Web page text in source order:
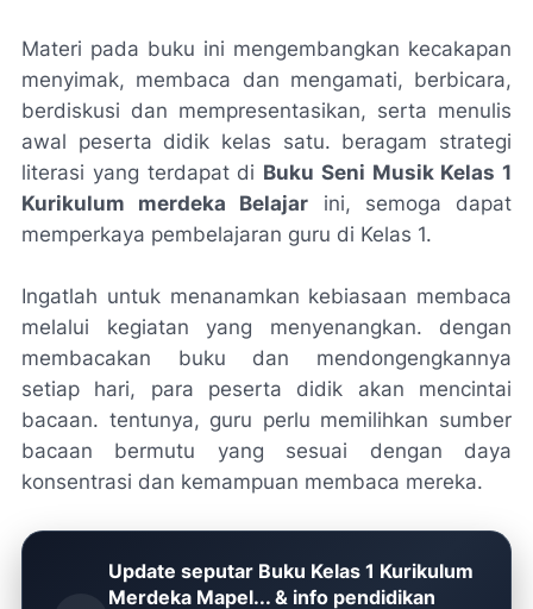
Materi pada buku ini mengembangkan kecakapan
menyimak, membaca dan mengamati, berbicara,
berdiskusi dan mempresentasikan, serta menulis
awal peserta didik kelas satu. beragam strategi
literasi yang terdapat di Buku Seni Musik Kelas 1
Kurikulum merdeka Belajar ini, semoga dapat
memperkaya pembelajaran guru di Kelas 1.
Ingatlah untuk menanamkan kebiasaan membaca
melalui kegiatan yang menyenangkan. dengan
membacakan buku dan mendongengkannya
setiap hari, para peserta didik akan mencintai
bacaan. tentunya, guru perlu memilihkan sumber
bacaan bermutu yang sesuai dengan daya
konsentrasi dan kemampuan membaca mereka.
Update seputar Buku Kelas 1 Kurikulum
Merdeka Mapel... & info pendidikan